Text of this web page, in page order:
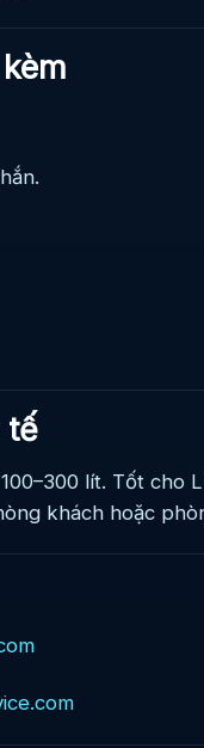
tế
lít. Tốt cho
khách hoặc